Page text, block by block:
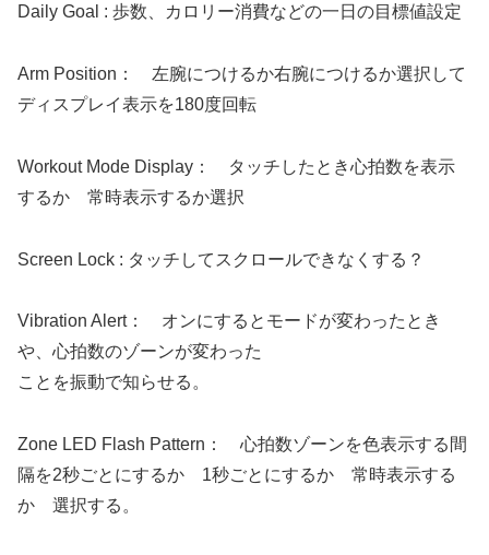
Daily Goal : 歩数、カロリー消費などの一日の目標値設定
Arm Position： 左腕につけるか右腕につけるか選択して
ディスプレイ表示を180度回転
Workout Mode Display： タッチしたとき心拍数を表示
するか 常時表示するか選択
Screen Lock : タッチしてスクロールできなくする？
Vibration Alert： オンにするとモードが変わったとき
や、心拍数のゾーンが変わった
ことを振動で知らせる。
Zone LED Flash Pattern： 心拍数ゾーンを色表示する間
隔を2秒ごとにするか 1秒ごとにするか 常時表示する
か 選択する。